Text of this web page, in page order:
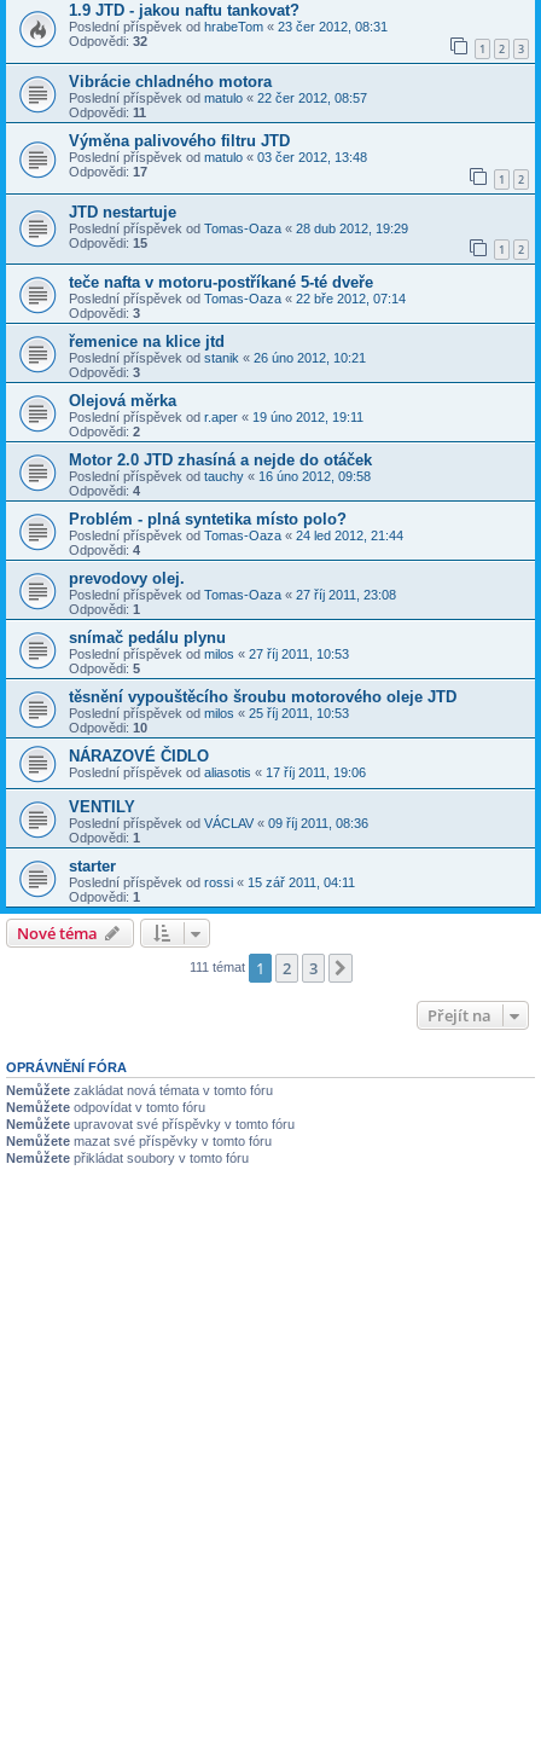
1.9 JTD - jakou naftu tankovat?
Poslední příspěvek od hrabeTom « 23 čer 2012, 08:31
Odpovědi: 32 1 2 3
Vibrácie chladného motora
Poslední příspěvek od matulo « 22 čer 2012, 08:57
Odpovědi: 11
Výměna palivového filtru JTD
Poslední příspěvek od matulo « 03 čer 2012, 13:48
Odpovědi: 17 1 2
JTD nestartuje
Poslední příspěvek od Tomas-Oaza « 28 dub 2012, 19:29
Odpovědi: 15 1 2
teče nafta v motoru-postříkané 5-té dveře
Poslední příspěvek od Tomas-Oaza « 22 bře 2012, 07:14
Odpovědi: 3
řemenice na klice jtd
Poslední příspěvek od stanik « 26 úno 2012, 10:21
Odpovědi: 3
Olejová měrka
Poslední příspěvek od r.aper « 19 úno 2012, 19:11
Odpovědi: 2
Motor 2.0 JTD zhasíná a nejde do otáček
Poslední příspěvek od tauchy « 16 úno 2012, 09:58
Odpovědi: 4
Problém - plná syntetika místo polo?
Poslední příspěvek od Tomas-Oaza « 24 led 2012, 21:44
Odpovědi: 4
prevodovy olej.
Poslední příspěvek od Tomas-Oaza « 27 říj 2011, 23:08
Odpovědi: 1
snímač pedálu plynu
Poslední příspěvek od milos « 27 říj 2011, 10:53
Odpovědi: 5
těsnění vypouštěcího šroubu motorového oleje JTD
Poslední příspěvek od milos « 25 říj 2011, 10:53
Odpovědi: 10
NÁRAZOVÉ ČIDLO
Poslední příspěvek od aliasotis « 17 říj 2011, 19:06
VENTILY
Poslední příspěvek od VÁCLAV « 09 říj 2011, 08:36
Odpovědi: 1
starter
Poslední příspěvek od rossi « 15 zář 2011, 04:11
Odpovědi: 1
Nové téma
111 témat 1 2 3
Přejít na
OPRÁVNĚNÍ FÓRA
Nemůžete zakládat nová témata v tomto fóru
Nemůžete odpovídat v tomto fóru
Nemůžete upravovat své příspěvky v tomto fóru
Nemůžete mazat své příspěvky v tomto fóru
Nemůžete přikládat soubory v tomto fóru